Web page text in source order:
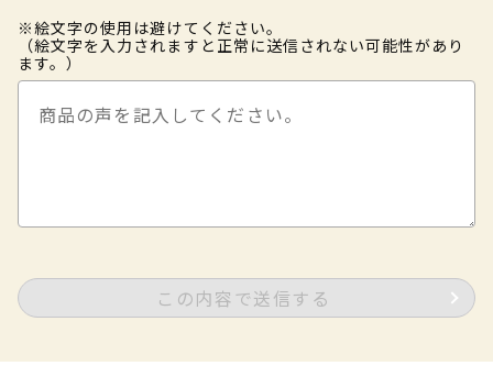
※絵文字の使用は避けてください。
（絵文字を入力されますと正常に送信されない可能性があり
ます。）
この内容で送信する